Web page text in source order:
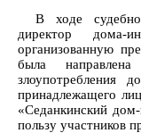
В ходе
директор дома-
организованную
была
злоупотребления
принадлежащего
«Седанкинский
пользу участников